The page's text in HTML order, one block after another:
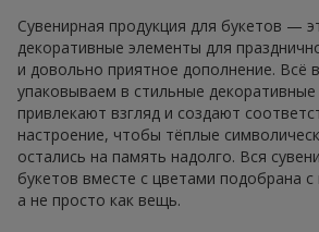
Сувенирная продукция для букетов —
декоративные элементы для
и довольно приятное дополнение. Всё
упаковываем в стильные
привлекают взгляд и создают
настроение, чтобы тёплые
остались на память надолго. Вся
букетов вместе с цветами подобрана
а не просто как вещь.